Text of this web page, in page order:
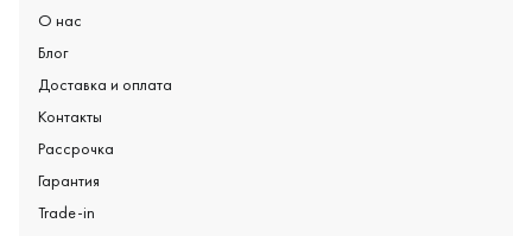
О нас
Блог
Доставка и оплата
Контакты
Рассрочка
Гарантия
Trade-in